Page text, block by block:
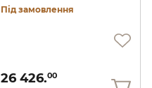
Під замовлення
26 426.00